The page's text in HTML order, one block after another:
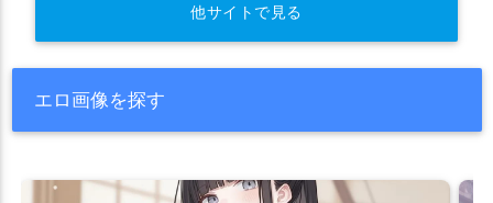
他サイトで見る
エロ画像を探す